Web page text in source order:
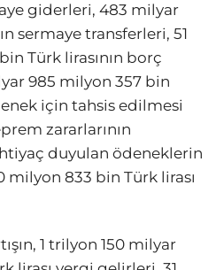
giderleri, 483 milyar
sermaye transferleri, 51
Türk lirasının borç
985 milyon 357 bin
için tahsis edilmesi
zararlarının
duyulan ödeneklerin
milyon 833 bin Türk lirası
1 trilyon 150 milyar